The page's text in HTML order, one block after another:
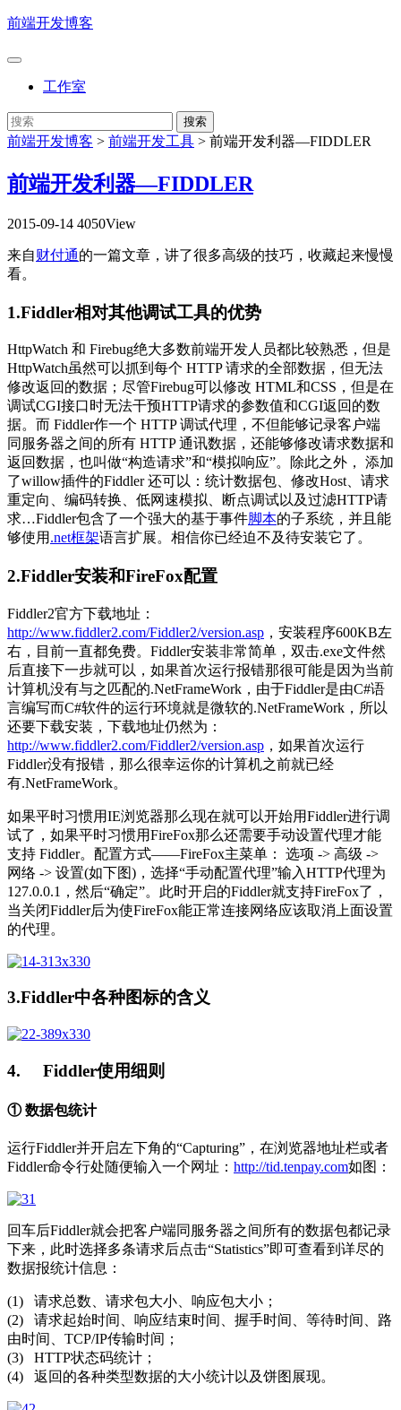
前端开发博客
工作室
前端开发博客 > 前端开发工具 > 前端开发利器—FIDDLER
前端开发利器—FIDDLER
2015-09-14 4050View
来自财付通的一篇文章，讲了很多高级的技巧，收藏起来慢慢
看。
1.Fiddler相对其他调试工具的优势
HttpWatch 和 Firebug绝大多数前端开发人员都比较熟悉，但是
HttpWatch虽然可以抓到每个 HTTP 请求的全部数据，但无法
修改返回的数据；尽管Firebug可以修改 HTML和CSS，但是在
调试CGI接口时无法干预HTTP请求的参数值和CGI返回的数
据。而 Fiddler作一个 HTTP 调试代理，不但能够记录客户端
同服务器之间的所有 HTTP 通讯数据，还能够修改请求数据和
返回数据，也叫做“构造请求”和“模拟响应”。除此之外， 添加
了willow插件的Fiddler 还可以：统计数据包、修改Host、请求
重定向、编码转换、低网速模拟、断点调试以及过滤HTTP请
求…Fiddler包含了一个强大的基于事件脚本的子系统，并且能
够使用 .net框架语言扩展。相信你已经迫不及待安装它了。
2.Fiddler安装和FireFox配置
Fiddler2官方下载地址：
http://www.fiddler2.com/Fiddler2/version.asp ，安装程序600KB左
右，目前一直都免费。Fiddler安装非常简单，双击.exe文件然
后直接下一步就可以，如果首次运行报错那很可能是因为当前
计算机没有与之匹配的.NetFrameWork，由于Fiddler是由C#语
言编写而C#软件的运行环境就是微软的.NetFrameWork，所以
还要下载安装，下载地址仍然为：
http://www.fiddler2.com/Fiddler2/version.asp ，如果首次运行
Fiddler没有报错，那么很幸运你的计算机之前就已经
有.NetFrameWork。
如果平时习惯用IE浏览器那么现在就可以开始用Fiddler进行调
试了，如果平时习惯用FireFox那么还需要手动设置代理才能
支持 Fiddler。配置方式——FireFox主菜单： 选项 -> 高级 ->
网络 -> 设置(如下图)，选择“手动配置代理”输入HTTP代理为
127.0.0.1，然后“确定”。此时开启的Fiddler就支持FireFox了，
当关闭Fiddler后为使FireFox能正常连接网络应该取消上面设置
的代理。
3.Fiddler中各种图标的含义
4. Fiddler使用细则
① 数据包统计
运行Fiddler并开启左下角的“Capturing”，在浏览器地址栏或者
Fiddler命令行处随便输入一个网址： http://tid.tenpay.com如图：
回车后Fiddler就会把客户端同服务器之间所有的数据包都记录
下来，此时选择多条请求后点击“Statistics”即可查看到详尽的
数据报统计信息：
(1) 请求总数、请求包大小、响应包大小；
(2) 请求起始时间、响应结束时间、握手时间、等待时间、路
由时间、TCP/IP传输时间；
(3) HTTP状态码统计；
(4) 返回的各种类型数据的大小统计以及饼图展现。